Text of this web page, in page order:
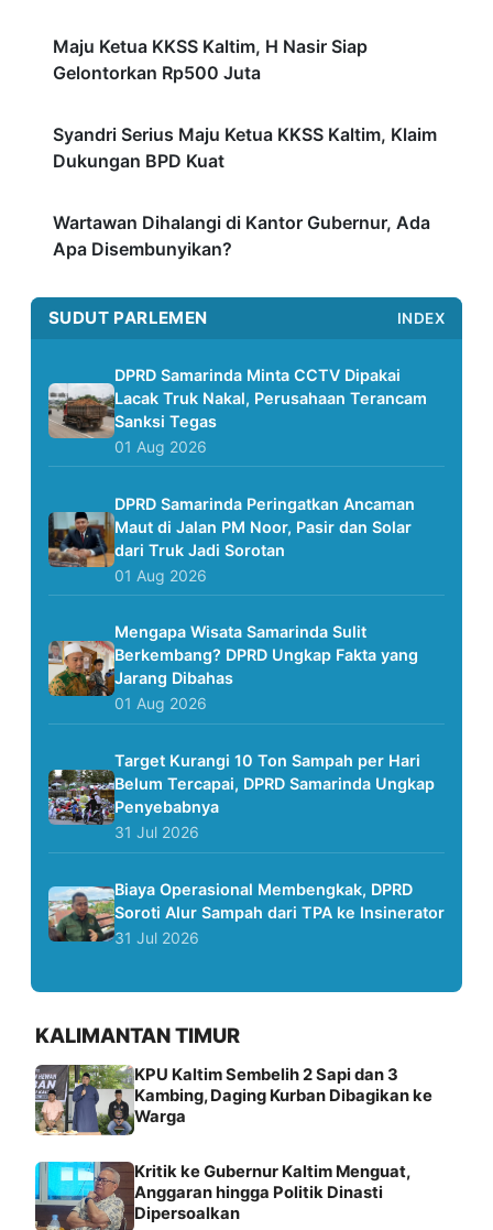
Maju Ketua KKSS Kaltim, H Nasir Siap
Gelontorkan Rp500 Juta
Syandri Serius Maju Ketua KKSS Kaltim, Klaim
Dukungan BPD Kuat
Wartawan Dihalangi di Kantor Gubernur, Ada
Apa Disembunyikan?
SUDUT PARLEMEN INDEX
DPRD Samarinda Minta CCTV Dipakai
Lacak Truk Nakal, Perusahaan Terancam
Sanksi Tegas
01 Aug 2026
DPRD Samarinda Peringatkan Ancaman
Maut di Jalan PM Noor, Pasir dan Solar
dari Truk Jadi Sorotan
01 Aug 2026
Mengapa Wisata Samarinda Sulit
Berkembang? DPRD Ungkap Fakta yang
Jarang Dibahas
01 Aug 2026
Target Kurangi 10 Ton Sampah per Hari
Belum Tercapai, DPRD Samarinda Ungkap
Penyebabnya
31 Jul 2026
Biaya Operasional Membengkak, DPRD
Soroti Alur Sampah dari TPA ke Insinerator
31 Jul 2026
KALIMANTAN TIMUR
KPU Kaltim Sembelih 2 Sapi dan 3
Kambing, Daging Kurban Dibagikan ke
Warga
Kritik ke Gubernur Kaltim Menguat,
Anggaran hingga Politik Dinasti
Dipersoalkan